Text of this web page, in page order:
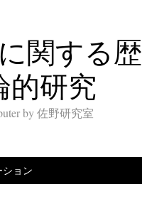
関する歴
的研究
by 佐野研究室
ション